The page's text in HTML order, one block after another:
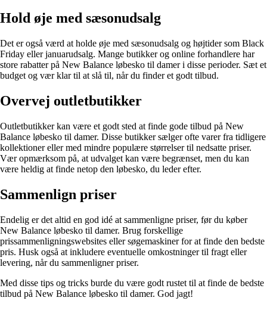
Hold øje med sæsonudsalg
Det er også værd at holde øje med sæsonudsalg og højtider som Black
Friday eller januarudsalg. Mange butikker og online forhandlere har
store rabatter på New Balance løbesko til damer i disse perioder. Sæt et
budget og vær klar til at slå til, når du finder et godt tilbud.
Overvej outletbutikker
Outletbutikker kan være et godt sted at finde gode tilbud på New
Balance løbesko til damer. Disse butikker sælger ofte varer fra tidligere
kollektioner eller med mindre populære størrelser til nedsatte priser.
Vær opmærksom på, at udvalget kan være begrænset, men du kan
være heldig at finde netop den løbesko, du leder efter.
Sammenlign priser
Endelig er det altid en god idé at sammenligne priser, før du køber
New Balance løbesko til damer. Brug forskellige
prissammenligningswebsites eller søgemaskiner for at finde den bedste
pris. Husk også at inkludere eventuelle omkostninger til fragt eller
levering, når du sammenligner priser.
Med disse tips og tricks burde du være godt rustet til at finde de bedste
tilbud på New Balance løbesko til damer. God jagt!